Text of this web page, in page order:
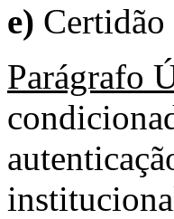
e) Certidão
Parágrafo